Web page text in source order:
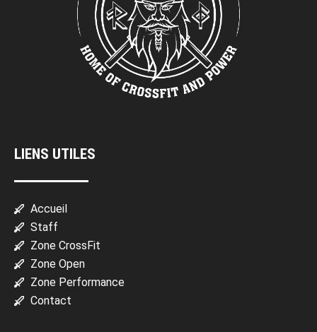
LIENS UTILES
Accueil
Staff
Zone CrossFit
Zone Open
Zone Performance
Contact